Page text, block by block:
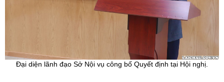
Đại diện lãnh đạo Sở Nội vụ công bố Quyết định tại Hội nghị.